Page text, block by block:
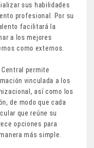
sus habilidades
profesional. Por su
facilitará la
a los mejores
como externos.
permite
vinculada a los
así como los
de modo que cada
que reúne su
opciones para
más simple.